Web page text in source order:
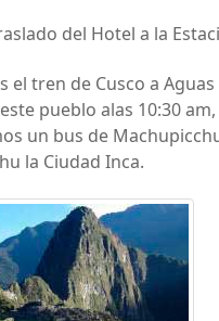
del Hotel a la
el tren de Cusco a Aguas
pueblo alas 10:30
un bus de
la Ciudad Inca.